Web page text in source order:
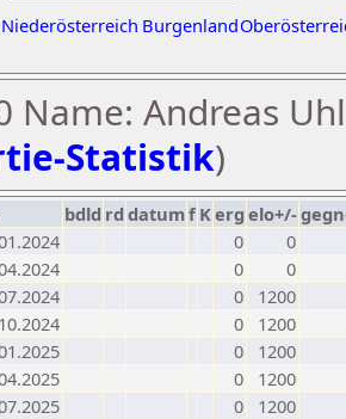
Niederösterreich Burgenland
Name: Andreas
Statistik)
bdld rd datumf Kerg elo+/-
0
0
0
0
0
1200
0
1200
0
1200
0
1200
0
1200